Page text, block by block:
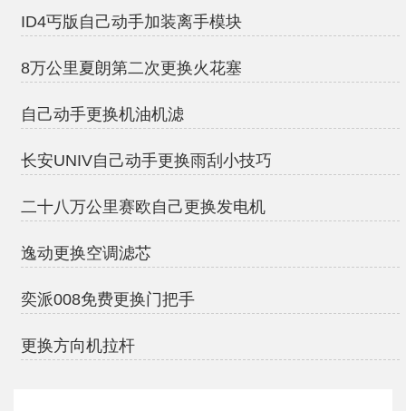
ID4丐版自己动手加装离手模块
8万公里夏朗第二次更换火花塞
自己动手更换机油机滤
长安UNIV自己动手更换雨刮小技巧
二十八万公里赛欧自己更换发电机
逸动更换空调滤芯
奕派008免费更换门把手
更换方向机拉杆